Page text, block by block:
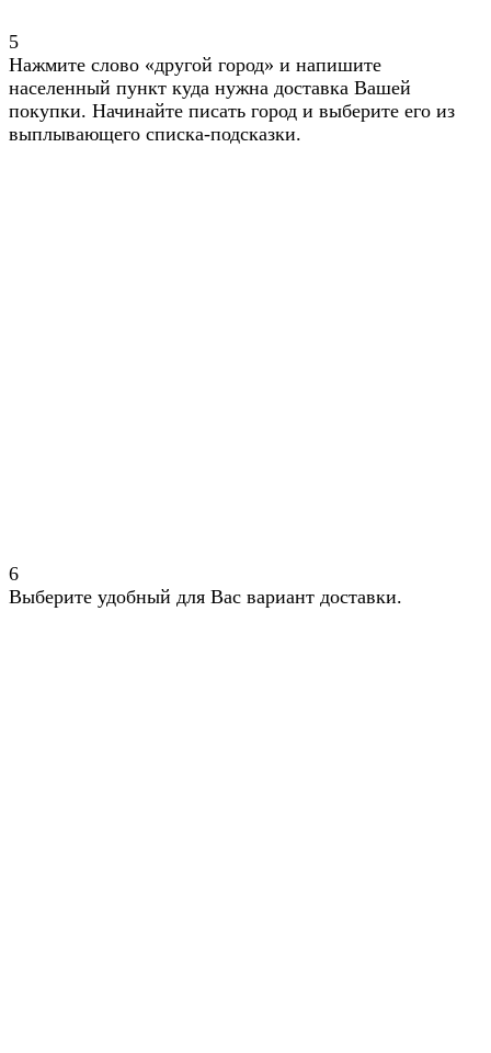
5
Нажмите слово «другой город» и напишите
населенный пункт куда нужна доставка Вашей
покупки. Начинайте писать город и выберите его из
выплывающего списка-подсказки.
6
Выберите удобный для Вас вариант доставки.